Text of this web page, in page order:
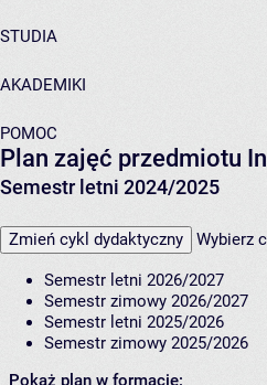
STUDIA
AKADEMIKI
POMOC
Plan zajęć przedmiotu
Semestr letni 2024/2025
Zmień cykl dydaktyczny Wybierz
Semestr letni 2026/2027
Semestr zimowy 2026/2027
Semestr letni 2025/2026
Semestr zimowy 2025/2026
Pokaż plan w formacie: